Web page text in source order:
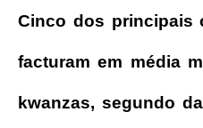
Cinco dos principais
facturam em média
kwanzas, segundo